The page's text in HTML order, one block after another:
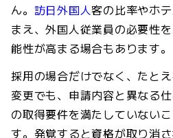
ん。 訪日外国人客の比率やホ
まえ、外国人従業員の必要性
能性が高まる場合もあります。
採用の場合だけでなく、たと
変更でも、申請内容と異なる
の取得要件を満たしていない
す。発覚すると資格が取り消